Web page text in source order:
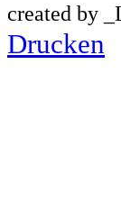
created by
Drucken